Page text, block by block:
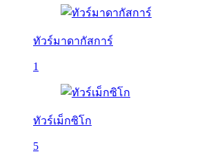
ทัวร์มาดากัสการ์
1
ทัวร์เม็กซิโก
5